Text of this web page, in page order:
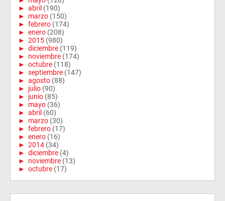
► abril (190)
► marzo (150)
► febrero (174)
► enero (208)
► 2015 (980)
► diciembre (119)
► noviembre (174)
► octubre (118)
► septiembre (147)
► agosto (88)
► julio (90)
► junio (85)
► mayo (36)
► abril (60)
► marzo (30)
► febrero (17)
► enero (16)
► 2014 (34)
► diciembre (4)
► noviembre (13)
► octubre (17)